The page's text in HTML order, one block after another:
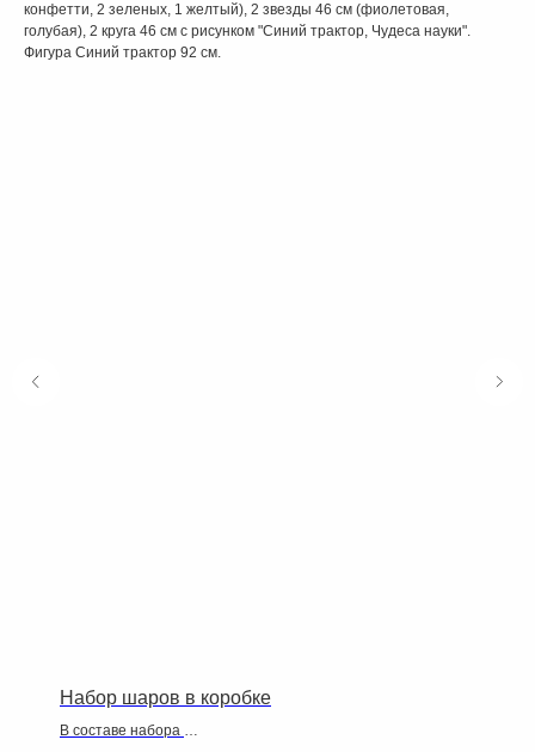
конфетти, 2 зеленых, 1 желтый), 2 звезды 46 см (фиолетовая,
голубая), 2 круга 46 см с рисунком "Синий трактор, Чудеса науки".
Фигура Синий трактор 92 см.
Набор шаров в коробке
В составе набора